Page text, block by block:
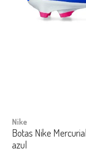
Nike
Botas Nike
azul